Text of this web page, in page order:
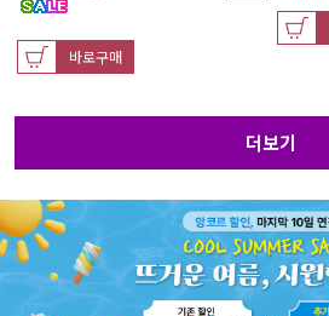
바로구매
더보기